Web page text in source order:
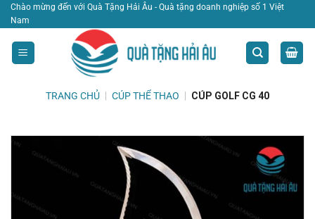
Bỏ
qua
nội
dung
Chào mừng đến với Quà Tặng Hải Âu - Quà tặng doanh nghiệp số 1 Việt
Nam
TRANG CHỦ CÚP THỂ THAO CÚP GOLF CG 40